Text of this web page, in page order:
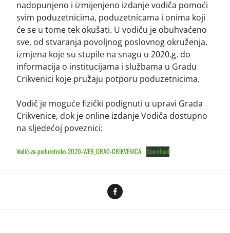
nadopunjeno i izmijenjeno izdanje vodiča pomoći
svim poduzetnicima, poduzetnicama i onima koji
će se u tome tek okušati. U vodiču je obuhvaćeno
sve, od stvaranja povoljnog poslovnog okruženja,
izmjena koje su stupile na snagu u 2020.g. do
informacija o institucijama i službama u Gradu
Crikvenici koje pružaju potporu poduzetnicima.
Vodič je moguće fizički podignuti u upravi Grada
Crikvenice, dok je online izdanje Vodiča dostupno
na sljedećoj poveznici:
Vodič-za-poduzetnike-2020-WEB_GRAD-CRIKVENICA Download